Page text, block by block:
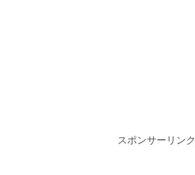
スポンサーリンク